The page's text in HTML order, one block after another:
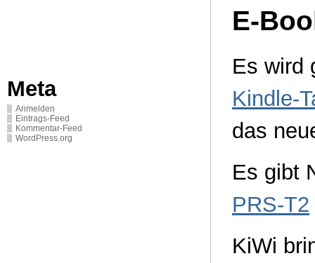
Meta
Anmelden
Eintrags-Feed
Kommentar-Feed
WordPress.org
E-
Es wird
Kindle-
das
Es gibt
PRS-T2
KiWi